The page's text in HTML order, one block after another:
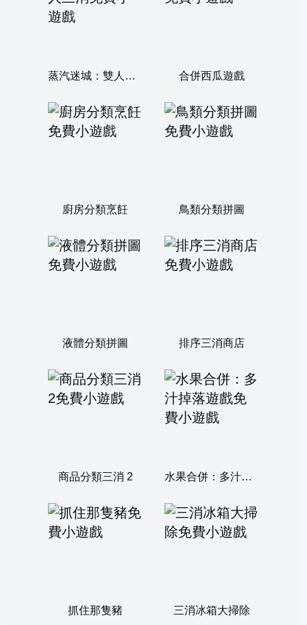
蒸汽迷城：雙人三消 合併西瓜遊戲
廚房分類烹飪 鳥類分類拼圖
液體分類拼圖 排序三消商店
商品分類三消 2 水果合併：多汁掉落遊戲
抓住那隻豬 三消冰箱大掃除